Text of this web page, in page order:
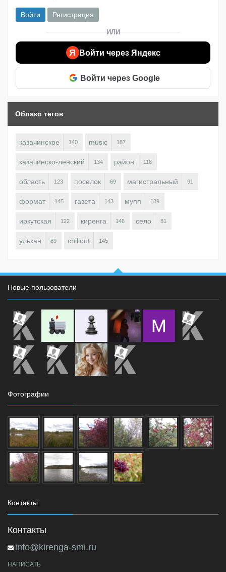
Войти Регистрация
ИЛИ
Я Войти через Яндекс
Войти через Google
Облако тегов
казачинское 140 music 187
казачинско-ленский 134 район 116
область 123 поселок 69 магистральный 91
формат 145 газета 143 мупп 139
иркутская 122 киренга 146 село 81
улькан 89 chillout 145
Новые пользователи
Фотографии
Контакты
Контакты
info@kirenga-smi.ru
НАПИСАТЬ